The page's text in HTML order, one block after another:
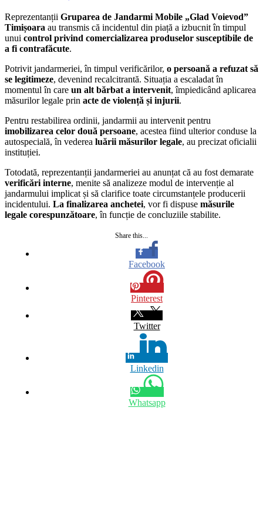
Reprezentanții Gruparea de Jandarmi Mobile „Glad Voievod”
Timișoara au transmis că incidentul din piață a izbucnit în timpul
unui control privind comercializarea produselor susceptibile de
a fi contrafăcute.
Potrivit jandarmeriei, în timpul verificărilor, o persoană a refuzat să
se legitimeze, devenind recalcitrantă. Situația a escaladat în
momentul în care un alt bărbat a intervenit, împiedicând aplicarea
măsurilor legale prin acte de violență și injurii.
Pentru restabilirea ordinii, jandarmii au intervenit pentru
imobilizarea celor două persoane, acestea fiind ulterior conduse la
autospecială, în vederea luării măsurilor legale, au precizat oficialii
instituției.
Totodată, reprezentanții jandarmeriei au anunțat că au fost demarate
verificări interne, menite să analizeze modul de intervenție al
jandarmului implicat și să clarifice toate circumstanțele producerii
incidentului. La finalizarea anchetei, vor fi dispuse măsurile
legale corespunzătoare, în funcție de concluziile stabilite.
Share this...
Facebook
Pinterest
Twitter
Linkedin
Whatsapp